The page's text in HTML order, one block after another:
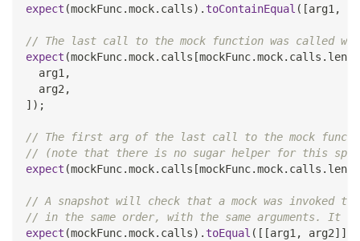
expect (mockFunc.mock. calls) . toContainEqual ( [arg1 ,
// The last call to the mock function was called
expect (mockFunc.mock. calls [mockFunc.mock. calls .
  arg1
,
  arg2
,
] ) ;
// The first arg of the last call to the mock
// (note that there is no sugar helper for this
expect (mockFunc.mock. calls [mockFunc.mock. calls .
// A snapshot will check that a mock was invoked
// in the same order, with the same arguments. It
expect (mockFunc.mock. calls) . toEqual ( [ [arg1 , arg2] ]